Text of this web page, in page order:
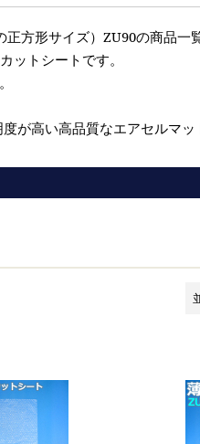
方形サイズ）ZU90の商品一
ットシートです。
が高い高品質なエアセルマッ